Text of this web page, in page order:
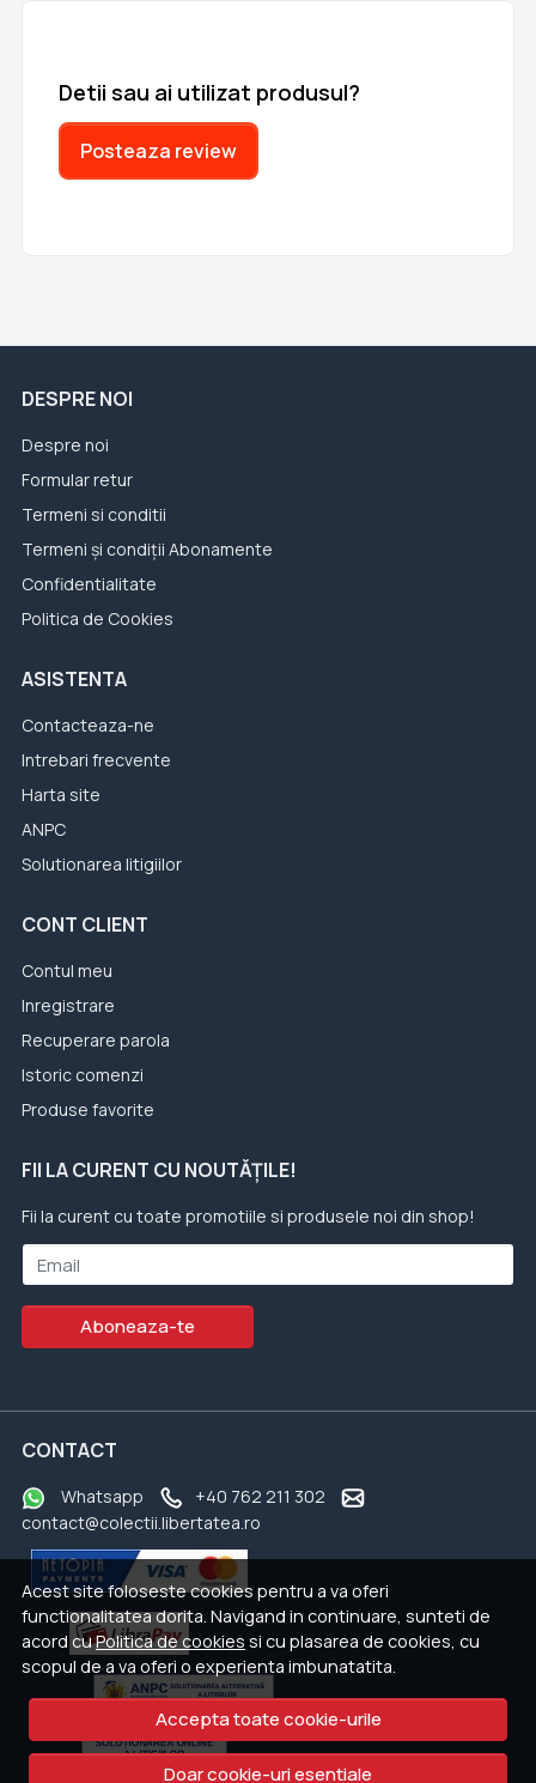
Detii sau ai utilizat produsul?
Posteaza review
Acest site foloseste cookies pentru a va oferi
functionalitatea dorita. Navigand in continuare, sunteti de
acord cuPolitica de cookies si cu plasarea de cookies, cu
scopul de a va oferi o experienta imbunatatita.
Accepta toate cookie-urile
Doar cookie-uri esentiale
DESPRE NOI
Despre noi
Formular retur
Termeni si conditii
Termeni și condiții Abonamente
Confidentialitate
Politica de Cookies
ASISTENTA
Contacteaza-ne
Intrebari frecvente
Harta site
ANPC
Solutionarea litigiilor
CONT CLIENT
Contul meu
Inregistrare
Recuperare parola
Istoric comenzi
Produse favorite
FII LA CURENT CU NOUTĂȚILE!
Fii la curent cu toate promotiile si produsele noi din shop!
Email
Aboneaza-te
CONTACT
Whatsapp
+40 762 211 302
contact@colectii.libertatea.ro